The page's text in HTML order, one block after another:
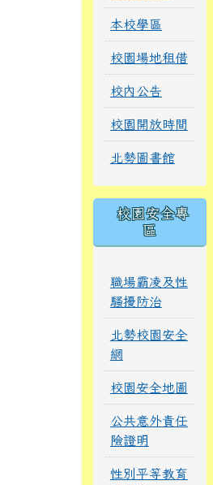
本校學區
校園場地租借
校內公告
校園開放時間
北勢圖書館
校園安全專
區
職場霸凌及性
騷擾防治
北勢校園安全
網
校園安全地圖
公共意外責任
險證明
性別平等教育